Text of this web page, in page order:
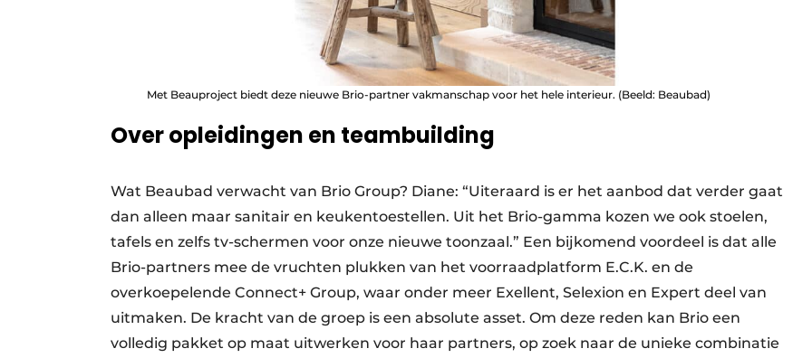
Met Beauproject biedt deze nieuwe Brio-partner vakmanschap voor het hele interieur. (Beeld: Beaubad)
Over opleidingen en teambuilding
Wat Beaubad verwacht van Brio Group? Diane: “Uiteraard is er het aanbod dat verder gaat
dan alleen maar sanitair en keukentoestellen. Uit het Brio-gamma kozen we ook stoelen,
tafels en zelfs tv-schermen voor onze nieuwe toonzaal.” Een bijkomend voordeel is dat alle
Brio-partners mee de vruchten plukken van het voorraadplatform E.C.K. en de
overkoepelende Connect+ Group, waar onder meer Exellent, Selexion en Expert deel van
uitmaken. De kracht van de groep is een absolute asset. Om deze reden kan Brio een
volledig pakket op maat uitwerken voor haar partners, op zoek naar de unieke combinatie